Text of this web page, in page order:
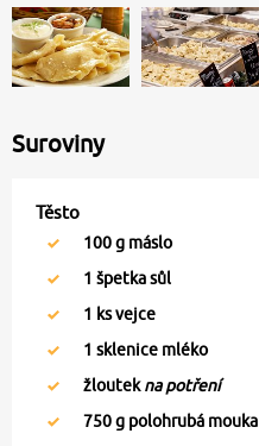
Suroviny
Těsto
100g máslo
1 špetka sůl
1 ks vejce
1 sklenice mléko
žloutekna potření
750g polohrubá mouka